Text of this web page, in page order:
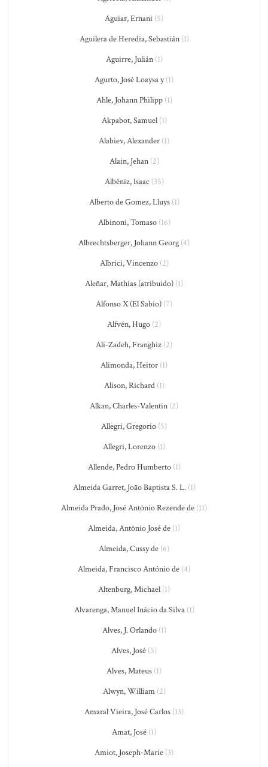
Aguiar, Ernani (5)
Aguilera de Heredia, Sebastián(1)
Aguirre, Julián(1)
Agurto, José Loaysa y(1)
Ahle, Johann Philipp(1)
Akpabot, Samuel(1)
Alabiev, Alexander (1)
Alain, Jehan(2)
Albéniz, Isaac (35)
Alberto de Gomez, Lluys(1)
Albinoni, Tomaso(16)
Albrechtsberger, Johann Georg (4)
Albrici, Vincenzo(2)
Aleñar, Mathías (atribuido) (1)
Alfonso X (El Sabio) (7)
Alfvén, Hugo (2)
Ali-Zadeh, Franghiz (2)
Alimonda, Heitor (1)
Alison, Richard(1)
Alkan, Charles-Valentin (2)
Allegri, Gregorio (5)
Allegri, Lorenzo (1)
Allende, Pedro Humberto(1)
Almeida Garret, João Baptista S. L.(1)
Almeida Prado, José Antônio Rezende de (11)
Almeida, Antônio José de (1)
Almeida, Cussy de (6)
Almeida, Francisco António de (4)
Altenburg, Michael (1)
Alvarenga, Manuel Inácio da Silva(1)
Alves, J. Orlando(1)
Alves, José (5)
Alves, Mateus (1)
Alwyn, William(2)
Amaral Vieira, José Carlos (13)
Amat, José (1)
Amiot, Joseph-Marie (3)